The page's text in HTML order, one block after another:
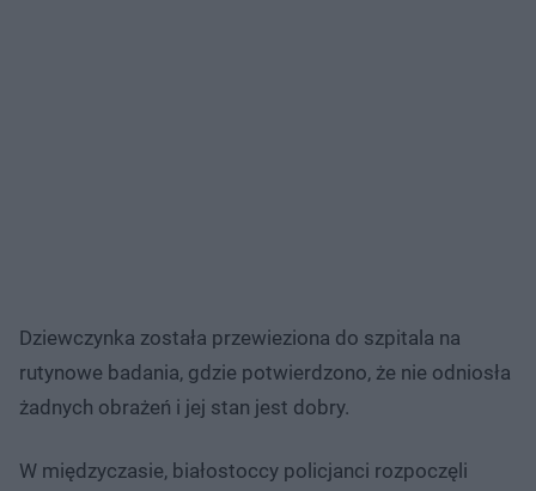
Dziewczynka została przewieziona do szpitala na
rutynowe badania, gdzie potwierdzono, że nie odniosła
żadnych obrażeń i jej stan jest dobry.
W międzyczasie, białostoccy policjanci rozpoczęli